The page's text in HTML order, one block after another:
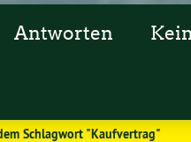
Antworten
Schlagwort "Kaufvertrag"